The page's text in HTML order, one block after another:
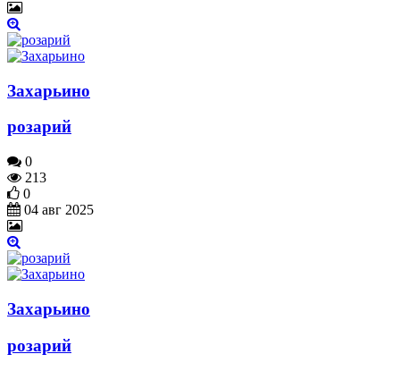
Захарьино
розарий
0
213
0
04 авг 2025
Захарьино
розарий